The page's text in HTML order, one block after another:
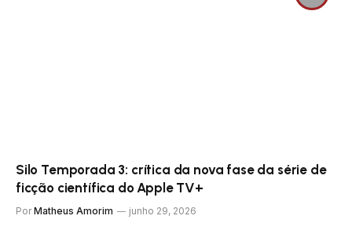
Silo Temporada 3: crítica da nova fase da série de
ficção científica do Apple TV+
Por Matheus Amorim junho 29, 2026